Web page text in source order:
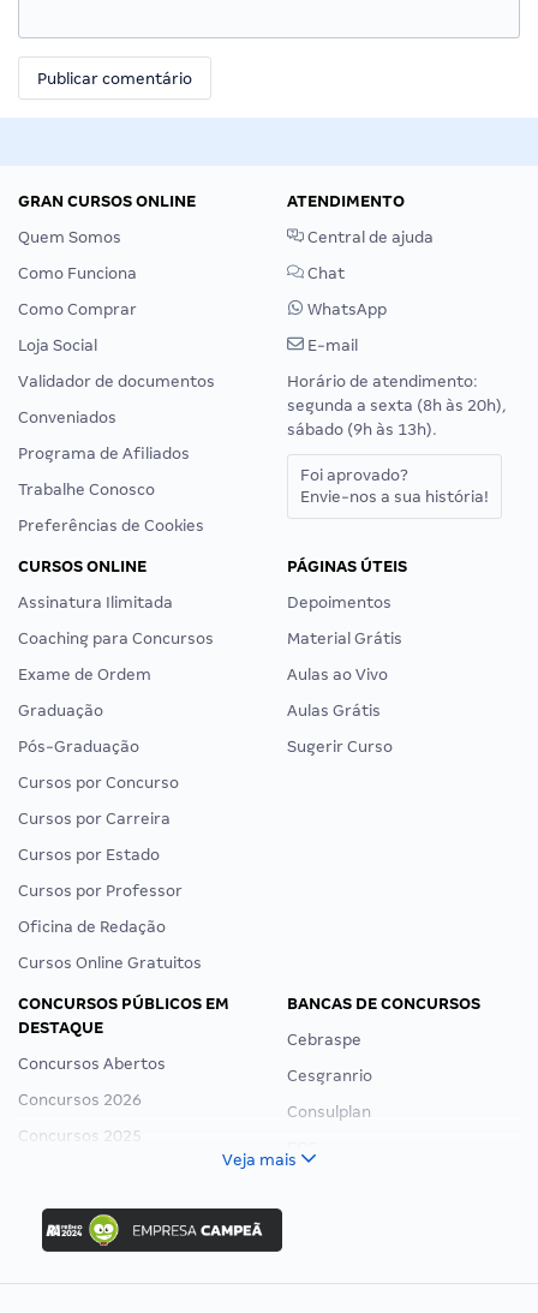
GRAN CURSOS ONLINE
Quem Somos
Como Funciona
Como Comprar
Loja Social
Validador de documentos
Conveniados
Programa de Afiliados
Trabalhe Conosco
Preferências de Cookies
ATENDIMENTO
Central de ajuda
Chat
WhatsApp
E-mail
Horário de atendimento:
segunda a sexta (8h às 20h),
sábado (9h às 13h).
Foi aprovado?
Envie-nos a sua história!
CURSOS ONLINE
Assinatura Ilimitada
Coaching para Concursos
Exame de Ordem
Graduação
Pós-Graduação
Cursos por Concurso
Cursos por Carreira
Cursos por Estado
Cursos por Professor
Oficina de Redação
Cursos Online Gratuitos
PÁGINAS ÚTEIS
Depoimentos
Material Grátis
Aulas ao Vivo
Aulas Grátis
Sugerir Curso
CONCURSOS PÚBLICOS EM
DESTAQUE
Concursos Abertos
Concursos 2026
Concursos 2025
Concurso Nacional Unificado
Concurso Ibama
Concurso MPU
Editais publicados
BANCAS DE CONCURSOS
Cebraspe
Cesgranrio
Consulplan
Veja mais